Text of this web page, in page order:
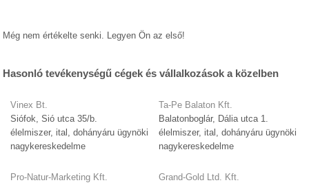
Még nem értékelte senki. Legyen Ön az első!
Hasonló tevékenységű cégek és vállalkozások a közelben
Vinex Bt.
Siófok, Sió utca 35/b.
élelmiszer, ital, dohányáru ügynöki
nagykereskedelme
Pro-Natur-Marketing Kft.
Ta-Pe Balaton Kft.
Balatonboglár, Dália utca 1.
élelmiszer, ital, dohányáru ügynöki
nagykereskedelme
Grand-Gold Ltd. Kft.